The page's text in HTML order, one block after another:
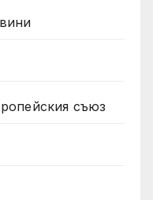
съюз